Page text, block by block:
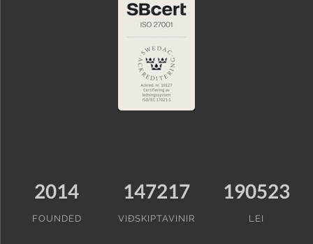
2014
FOUNDED
147217
VIÐSKIPTAVINIR
190523
LEI